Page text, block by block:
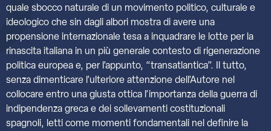
quale sbocco naturale di un movimento politico, culturale e
ideologico che sin dagli albori mostra di avere una
propensione internazionale tesa a inquadrare le lotte per la
rinascita italiana in un più generale contesto di rigenerazione
politica europea e, per l’appunto, “transatlantica”. Il tutto,
senza dimenticare l’ulteriore attenzione dell’Autore nel
collocare entro una giusta ottica l’importanza della guerra di
indipendenza greca e dei sollevamenti costituzionali
spagnoli, letti come momenti fondamentali nel definire la